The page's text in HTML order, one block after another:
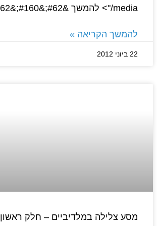
media/"> להמשך &#62;&#160;&#62;</a>
להמשך הקריאה »
22 ביוני 2012
מסע צלילה במלדיביים – חלק ראשון